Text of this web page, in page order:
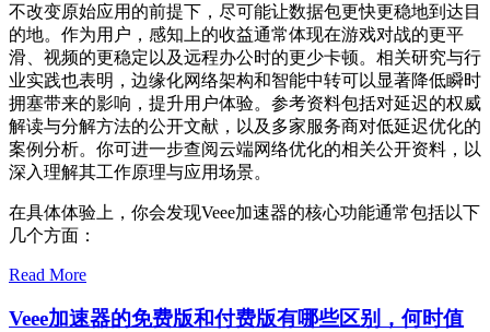
不改变原始应用的前提下，尽可能让数据包更快更稳地到达目
的地。作为用户，感知上的收益通常体现在游戏对战的更平
滑、视频的更稳定以及远程办公时的更少卡顿。相关研究与行
业实践也表明，边缘化网络架构和智能中转可以显著降低瞬时
拥塞带来的影响，提升用户体验。参考资料包括对延迟的权威
解读与分解方法的公开文献，以及多家服务商对低延迟优化的
案例分析。你可进一步查阅云端网络优化的相关公开资料，以
深入理解其工作原理与应用场景。
在具体体验上，你会发现Veee加速器的核心功能通常包括以下
几个方面：
Read More
Veee加速器的免费版和付费版有哪些区别，何时值